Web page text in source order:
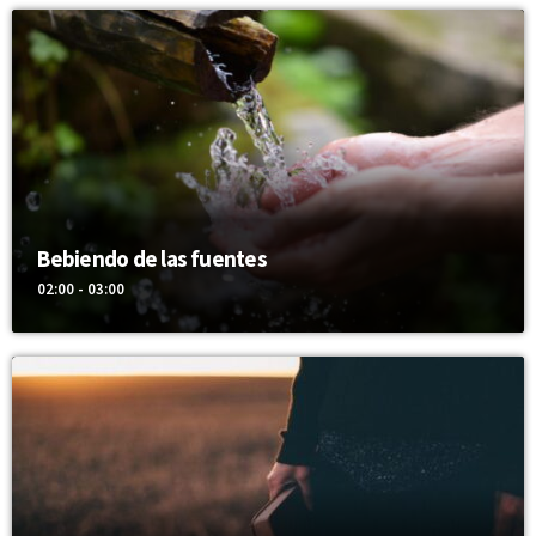
Bebiendo de las fuentes
02:00 - 03:00